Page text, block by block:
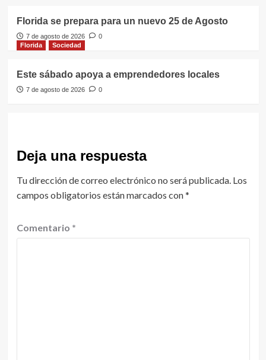
Florida se prepara para un nuevo 25 de Agosto
7 de agosto de 2026
0
Florida
Sociedad
Este sábado apoya a emprendedores locales
7 de agosto de 2026 0
Deja una respuesta
Tu dirección de correo electrónico no será publicada. Los
campos obligatorios están marcados con*
Comentario *